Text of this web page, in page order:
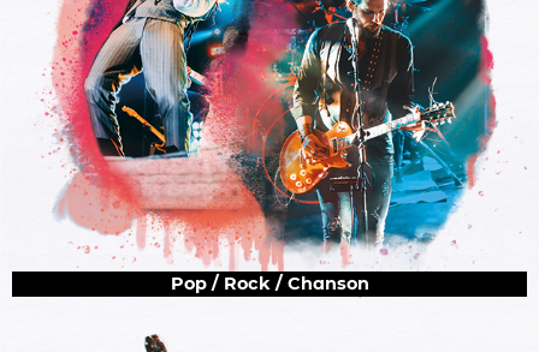
Pop / Rock / Chanson